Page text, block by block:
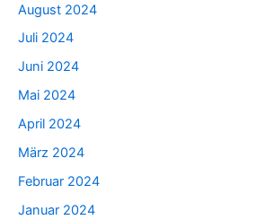
August 2024
Juli 2024
Juni 2024
Mai 2024
April 2024
März 2024
Februar 2024
Januar 2024